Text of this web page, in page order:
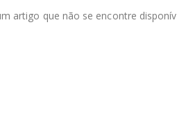
artigo que não se encontre